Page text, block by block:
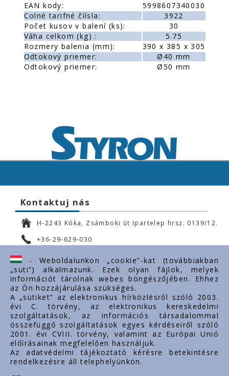
EAN kody:
5998607340030
Colné tarifné číísla:
3922
Počet kusov v balení (ks):
30
Váha celkom (kg) :
5.75
Rozmery balenia (mm):
390 x 385 x 305
Odtokový priemer:
Ø40 mm
Odtokový priemer:
Ø50 mm
Kontaktuj nás
H-2243 Kóka, Zsámboki út Ipartelep hrsz. 0139/12.
+36-29-629-030
ertekesites@styron.hu
export@styron.hu
www.styron.hu
Doležité linky
O nás
Dokumenty
- Weboldalunkon „cookie”-kat (továbbiakban
„süti”) alkalmazunk. Ezek olyan fájlok, melyek
információt tárolnak webes böngészőjében. Ehhez
az Ön hozzájárulása szükséges.
A „sütiket” az elektronikus hírközlésről szóló 2003.
évi C. törvény, az elektronikus kereskedelmi
szolgáltatások, az információs társadalommal
összefüggő szolgáltatások egyes kérdéseiről szóló
2001. évi CVIII. törvény, valamint az Európai Unió
előírásainak megfelelően használjuk.
Az adatvédelmi tájékoztató kérésre betekintésre
rendelkezésre áll telephelyünkön.